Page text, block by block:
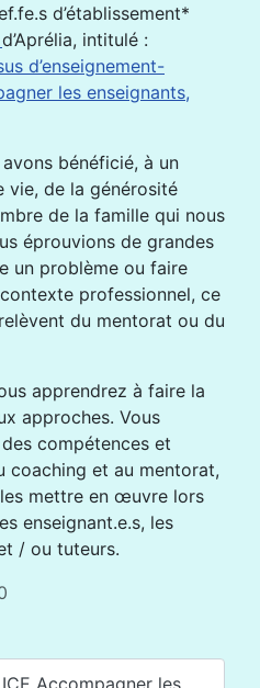
d’établissement*
d’Aprélia, intitulé :
d’enseignement-
les enseignants,
bénéficié, à un
vie, de la générosité
de la famille qui nous
éprouvions de grandes
un problème ou faire
professionnel, ce
du mentorat ou du
apprendrez à faire la
approches. Vous
compétences et
coaching et au mentorat,
mettre en œuvre lors
enseignant.e.s, les
/ ou tuteurs.
Accompagner les